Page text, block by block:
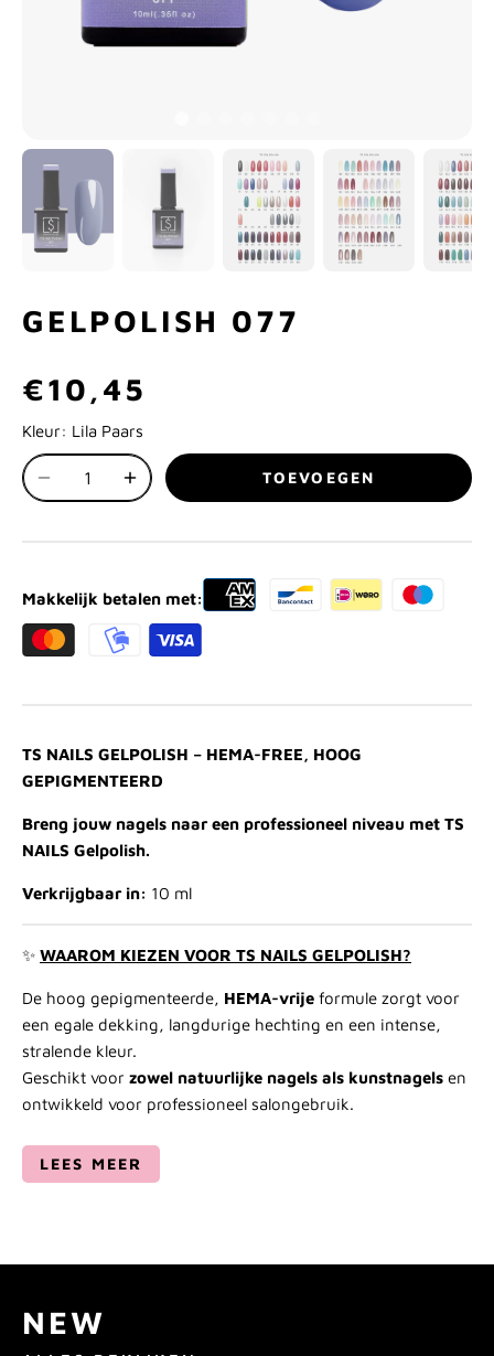
GELPOLISH 077
€10,45
Kleur: Lila Paars
TOEVOEGEN
Makkelijk betalen met:
TS NAILS GELPOLISH – HEMA-FREE, HOOG
GEPIGMENTEERD
Breng jouw nagels naar een professioneel niveau met TS
NAILS Gelpolish.
Verkrijgbaar in: 10 ml
✨ WAAROM KIEZEN VOOR TS NAILS GELPOLISH?
De hoog gepigmenteerde, HEMA-vrije formule zorgt voor
een egale dekking, langdurige hechting en een intense,
stralende kleur.
Geschikt voor zowel natuurlijke nagels als kunstnagels en
ontwikkeld voor professioneel salongebruik.
LEES MEER
NEW